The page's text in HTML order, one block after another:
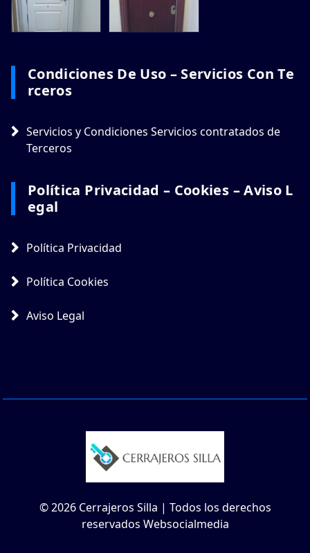
Condiciones De Uso – Servicios Con Te
Rceros
Servicios y Condiciones Servicios contratados de
Terceros
Política Privacidad – Cookies – Aviso L
Egal
Política Privacidad
Política Cookies
Aviso Legal
© 2026 Cerrajeros Silla | Todos los derechos
reservados Websocialmedia